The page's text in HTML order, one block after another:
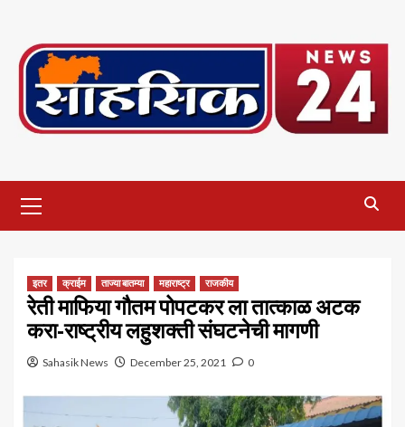
content
Menu
इतर क्राईम ताज्या बातम्या महाराष्ट्र राजकीय
रेती माफिया गौतम पोपटकर ला तात्काळ अटक
करा-राष्ट्रीय लहुशक्ती संघटनेची मागणी
Sahasik News December 25, 2021 0